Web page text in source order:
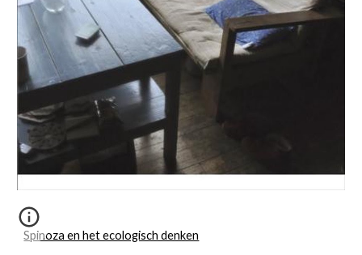
Spinoza en het ecologisch denken